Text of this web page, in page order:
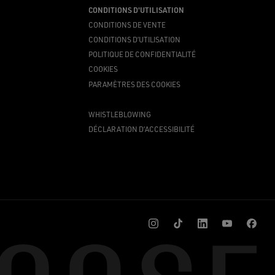
CONDITIONS D'UTILISATION
CONDITIONS DE VENTE
CONDITIONS D’UTILISATION
POLITIQUE DE CONFIDENTIALITÉ
COOKIES
PARAMÈTRES DES COOKIES
WHISTLEBLOWING
DÉCLARATION D’ACCESSIBILITÉ